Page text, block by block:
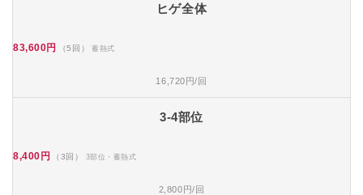
ヒゲ全体
83,600円 （5回） 蓄熱式
16,720円/回
3-4部位
8,400円 （3回） 3部位・蓄熱式
2,800円/回